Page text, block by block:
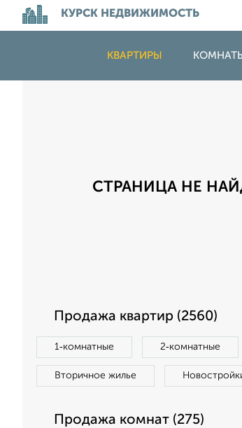
КУРСК НЕДВИЖИМОСТЬ
КВАРТИРЫ
СТРАНИЦА НЕ
Продажа квартир (2560)
1‑комнатные 2‑комнатные
Вторичное жилье
Продажа комнат (275)